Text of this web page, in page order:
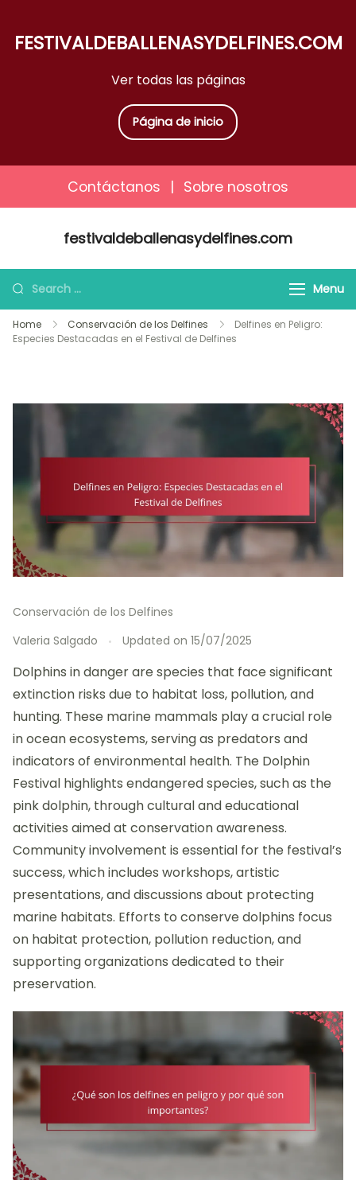
Ver todas las páginas
FESTIVALDEBALLENASYDELFINES.COM
Página de inicio
Contáctanos | Sobre nosotros
festivaldeballenasydelfines.com
Search
for:
Menu
Home Conservación de los Delfines
Delfines en Peligro:
Especies Destacadas en el Festival de Delfines
Conservación de los Delfines
Valeria Salgado
Updated on 15/07/2025
Dolphins in danger are species that face significant
extinction risks due to habitat loss, pollution, and
hunting. These marine mammals play a crucial role
in ocean ecosystems, serving as predators and
indicators of environmental health. The Dolphin
Festival highlights endangered species, such as the
pink dolphin, through cultural and educational
activities aimed at conservation awareness.
Community involvement is essential for the festival’s
success, which includes workshops, artistic
presentations, and discussions about protecting
marine habitats. Efforts to conserve dolphins focus
on habitat protection, pollution reduction, and
supporting organizations dedicated to their
preservation.